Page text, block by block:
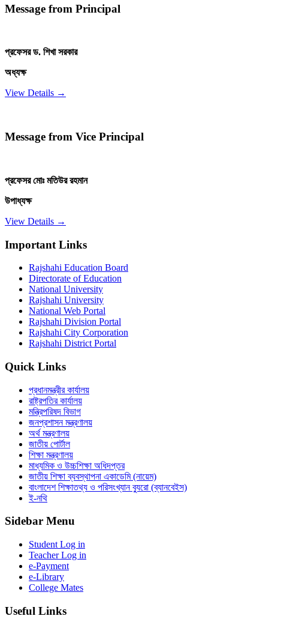
Message from Principal
প্রফেসর ড. শিখা সরকার
অধ্যক্ষ
View Details →
Message from Vice Principal
প্রফেসর মোঃ মতিউর রহমান
উপাধ্যক্ষ
View Details →
Important Links
Rajshahi Education Board
Directorate of Education
National University
Rajshahi University
National Web Portal
Rajshahi Division Portal
Rajshahi City Corporation
Rajshahi District Portal
Quick Links
প্রধানমন্ত্রীর কার্যালয়
রাষ্ট্রপতির কার্যালয়
মন্ত্রিপরিষদ বিভাগ
জনপ্রশাসন মন্ত্রণালয়
অর্থ মন্ত্রণালয়
জাতীয় পোর্টাল
শিক্ষা মন্ত্রণালয়
মাধ্যমিক ও উচ্চশিক্ষা অধিদপ্তর
জাতীয় শিক্ষা ব্যবস্থাপনা একাডেমি (নায়েম)
বাংলাদেশ শিক্ষাতথ্য ও পরিসংখ্যান ব্যুরো (ব্যানবেইস)
ই-নথি
Sidebar Menu
Student Log in
Teacher Log in
e-Payment
e-Library
College Mates
Useful Links